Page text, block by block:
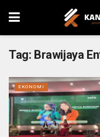
Tag: Brawijaya
EKONOMI